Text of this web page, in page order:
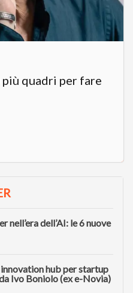
più quadri per fare
nell’era dell’AI: le 6 nuove
hub per startup
Ivo Boniolo (ex e-Novia)